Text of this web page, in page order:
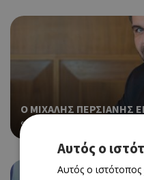
Ο ΜΙΧΑΛΗΣ ΠΕΡΣΙΑΝΗΣ
«ΚΑΘΗΜΕΡΙΝΗ» ΚΥΠΡΟΥ
Αυτός ο
Αυτός ο ιστότοπος